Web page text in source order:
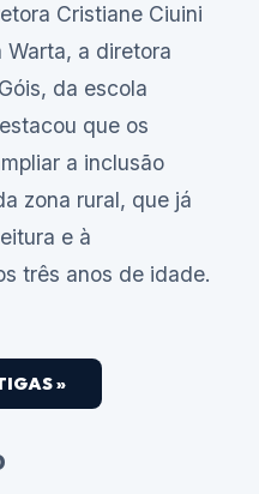
Cristiane Ciuini
a diretora
da escola
que os
a inclusão
zona rural, que já
e à
três anos de idade.
»